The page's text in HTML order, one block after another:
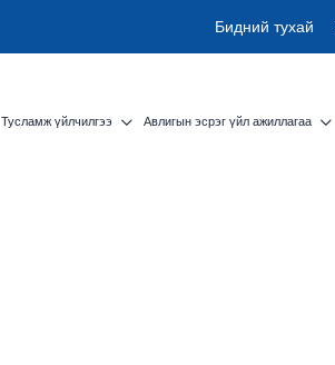
Бидний тухай
Тусламж үйлчилгээ Авлигын эсрэг үйл ажиллагаа